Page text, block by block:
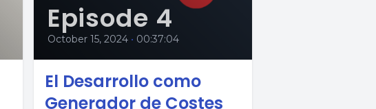
Episode 4
October 15, 2024 • 00:37:04
El Desarrollo como
Generador de Costes